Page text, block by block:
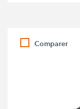
Comparer